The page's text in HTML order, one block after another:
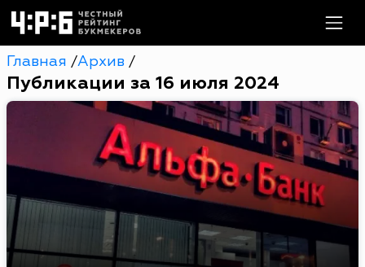
Главная /Архив /
Публикации за 16 июля 2024